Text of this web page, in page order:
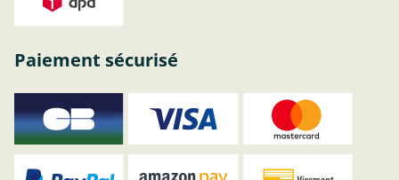
Paiement sécurisé